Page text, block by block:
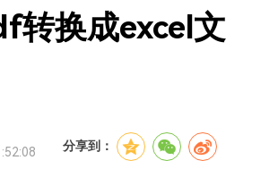
立即购买
转换成excel文
分享到：